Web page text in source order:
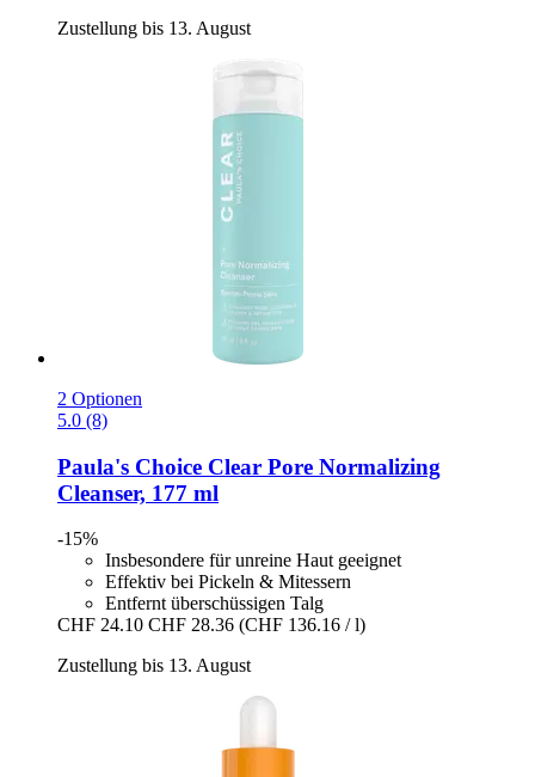
Zustellung bis 13. August
2 Optionen
5.0 (8)
Paula's Choice Clear Pore Normalizing
Cleanser, 177 ml
-15%
Insbesondere für unreine Haut geeignet
Effektiv bei Pickeln & Mitessern
Entfernt überschüssigen Talg
CHF 24.10 CHF 28.36 (CHF 136.16 / l)
Zustellung bis 13. August